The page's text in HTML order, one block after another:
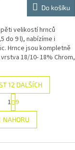
Do košíku
velikostí hrnců
do 9 l), nabízíme i
Hrnce jsou kompletně
18/10- 18% Chrom,
O
v
l
d
12 DALŠÍCH
t
r
á
n
1 9
NAHORU